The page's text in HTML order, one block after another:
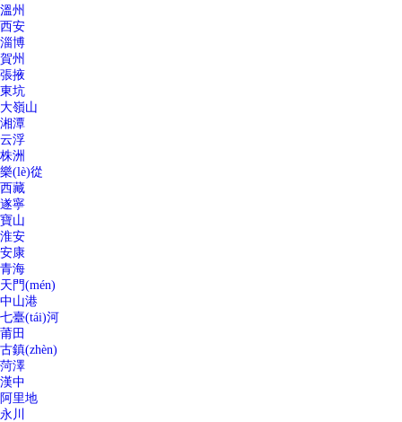
溫州
西安
淄博
賀州
張掖
東坑
大嶺山
湘潭
云浮
株洲
樂(lè)從
西藏
遂寧
寶山
淮安
安康
青海
天門(mén)
中山港
七臺(tái)河
莆田
古鎮(zhèn)
菏澤
漢中
阿里地
永川